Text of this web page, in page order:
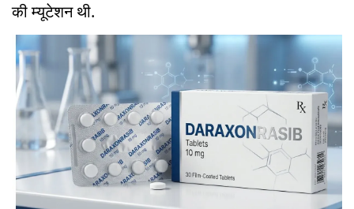
की म्यूटेशन थी.